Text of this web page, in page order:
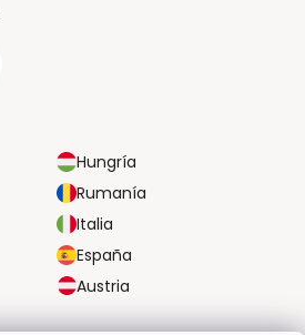
Hungría
Rumanía
Italia
España
Austria